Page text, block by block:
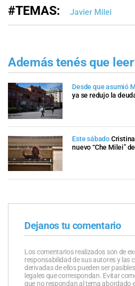
#TEMAS: Javier Milei
Además tenés que
Desde que asumió
ya se redujo la
Este sábado
nuevo “Che Milei”
Dejanos tu comentario
Los comentarios realizados son de
responsabilidad de sus autores y las
derivadas de ellos pueden ser
legales que correspondan. Evitar
que no respondan al tema abordado